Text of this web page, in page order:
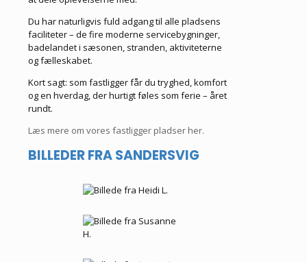
Du har naturligvis fuld adgang til alle pladsens
faciliteter – de fire moderne servicebygninger,
badelandet i sæsonen, stranden, aktiviteterne
og fælleskabet.
Kort sagt: som fastligger får du tryghed, komfort
og en hverdag, der hurtigt føles som ferie – året
rundt.
Læs mere om vores fastligger pladser her.
BILLEDER FRA SANDERSVIG